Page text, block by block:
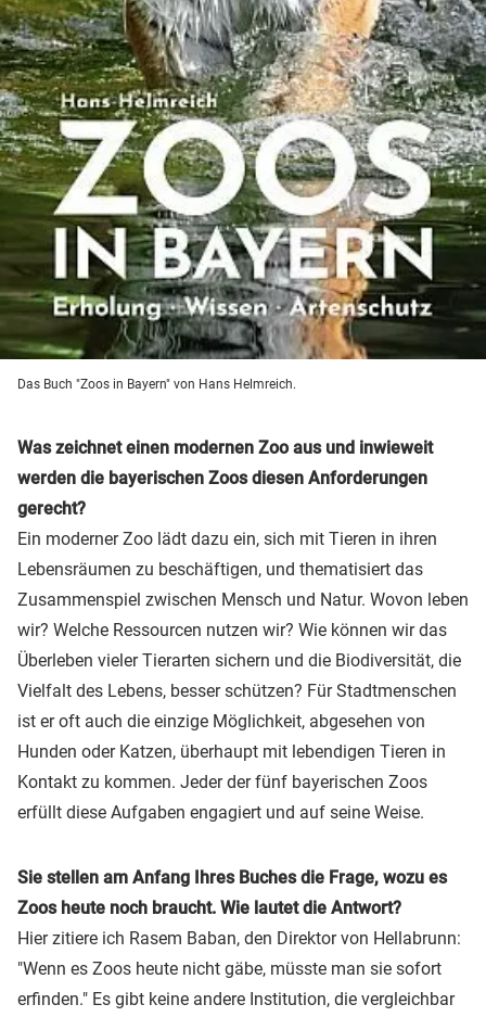
Das Buch "Zoos in Bayern" von Hans Helmreich.
Was zeichnet einen modernen Zoo aus und inwieweit
werden die bayerischen Zoos diesen Anforderungen
gerecht?
Ein moderner Zoo lädt dazu ein, sich mit Tieren in ihren
Lebensräumen zu beschäftigen, und thematisiert das
Zusammenspiel zwischen Mensch und Natur. Wovon leben
wir? Welche Ressourcen nutzen wir? Wie können wir das
Überleben vieler Tierarten sichern und die Biodiversität, die
Vielfalt des Lebens, besser schützen? Für Stadtmenschen
ist er oft auch die einzige Möglichkeit, abgesehen von
Hunden oder Katzen, überhaupt mit lebendigen Tieren in
Kontakt zu kommen. Jeder der fünf bayerischen Zoos
erfüllt diese Aufgaben engagiert und auf seine Weise.
Sie stellen am Anfang Ihres Buches die Frage, wozu es
Zoos heute noch braucht. Wie lautet die Antwort?
Hier zitiere ich Rasem Baban, den Direktor von Hellabrunn:
"Wenn es Zoos heute nicht gäbe, müsste man sie sofort
erfinden." Es gibt keine andere Institution, die vergleichbar